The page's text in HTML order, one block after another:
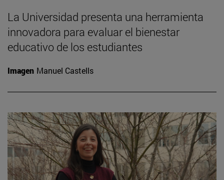
La Universidad presenta una herramienta
innovadora para evaluar el bienestar
educativo de los estudiantes
Imagen Manuel Castells